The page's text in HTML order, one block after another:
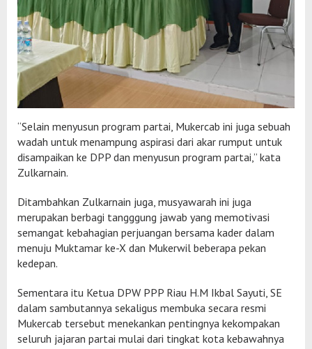
“Selain menyusun program partai, Mukercab ini juga sebuah
wadah untuk menampung aspirasi dari akar rumput untuk
disampaikan ke DPP dan menyusun program partai,” kata
Zulkarnain.
Ditambahkan Zulkarnain juga, musyawarah ini juga
merupakan berbagi tangggung jawab yang memotivasi
semangat kebahagian perjuangan bersama kader dalam
menuju Muktamar ke-X dan Mukerwil beberapa pekan
kedepan.
Sementara itu Ketua DPW PPP Riau H.M Ikbal Sayuti, SE
dalam sambutannya sekaligus membuka secara resmi
Mukercab tersebut menekankan pentingnya kekompakan
seluruh jajaran partai mulai dari tingkat kota kebawahnya